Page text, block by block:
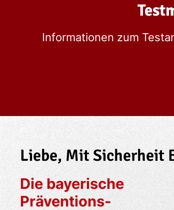
Informationen zum
Liebe, Mit Sicherheit
Die bayerische
Präventions­